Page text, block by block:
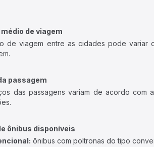
de viagem
de viagem entre as cidades pode variar
passagem
das passagens variam de acordo com
ônibus disponíveis
ônibus com poltronas do tipo